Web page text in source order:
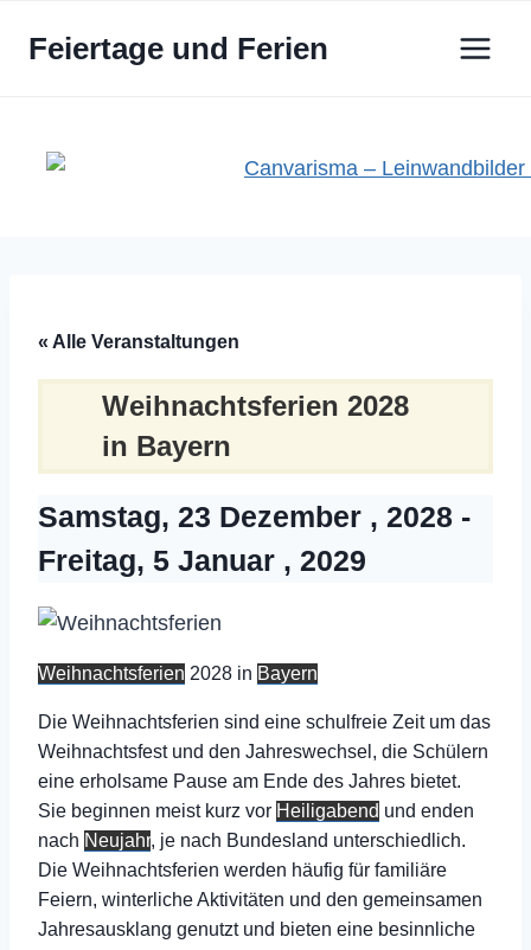
InhaltFeiertage und Ferien
« Alle Veranstaltungen
Weihnachtsferien 2028
in Bayern
Samstag, 23 Dezember , 2028 -
Freitag, 5 Januar , 2029
Weihnachtsferien 2028 in Bayern
Die Weihnachtsferien sind eine schulfreie Zeit um das
Weihnachtsfest und den Jahreswechsel, die Schülern
eine erholsame Pause am Ende des Jahres bietet.
Sie beginnen meist kurz vor Heiligabend und enden
nach Neujahr, je nach Bundesland unterschiedlich.
Die Weihnachtsferien werden häufig für familiäre
Feiern, winterliche Aktivitäten und den gemeinsamen
Jahresausklang genutzt und bieten eine besinnliche